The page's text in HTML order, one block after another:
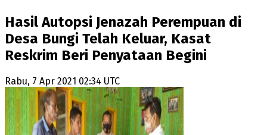
Hasil Autopsi Jenazah Perempuan di
Desa Bungi Telah Keluar, Kasat
Reskrim Beri Penyataan Begini
Rabu, 7 Apr 2021 02:34 UTC